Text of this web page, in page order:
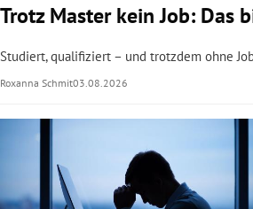
Trotz Master kein Job: Das
Studiert, qualifiziert – und trotzdem ohne
Roxanna Schmit03.08.2026